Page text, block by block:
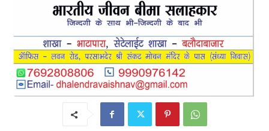
सरायपाली/ ओम हॉस्पिटल सामान्य बीमारियों से
लेकर डायबिटीज व बीपी तक का इलाज, 9 अगस्त
को मिलेगा विशेषज्ञ ईलाज परामर्श
हेमंत वैष्णव 9131614309 August 6, 2026
9 अगस्त को सरायपाली के ओम हॉस्पिटल में जनरल मेडिसिन विशेषज्ञ डॉ. एस. कुमार देंगे
सेवाएं सरायपाली। ओम हॉस्पिटल, सरायपाली में रविवार, 9 अगस्त 2026...
महासमुंद कलेक्टर ने सुनी आमजनों की समस्याएं,